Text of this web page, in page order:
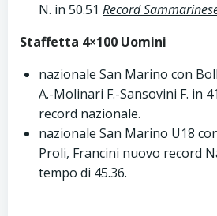
N. in 50.51 Record
Staffetta 4×100 Uomini
nazionale San Marino con
A.-Molinari F.-Sansovini F. in
record nazionale.
nazionale San Marino U18
Proli, Francini nuovo record
tempo di 45.36.